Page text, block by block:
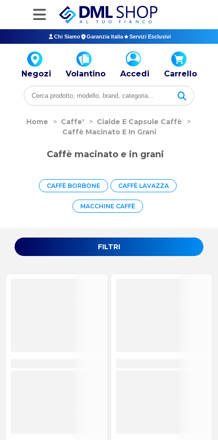
Chi Siamo Garanzia Italia Servizi Esclusivi
Negozi Volantino Accedi Carrello
Home > Caffe' > Cialde E Capsule Caffè
>
Caffè Macinato E In Grani
FILTRI
Caffè macinato e in grani
CAFFÈ BORBONE CAFFÈ LAVAZZA
MACCHINE CAFFÈ